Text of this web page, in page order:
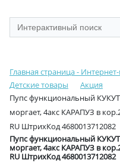
Главная страница -
Детские товары
Акция
Пупс функциональный
моргает, 4акс КАРАПУЗ в
RU ШтрихКод 4680013712082
Пупс функциональный
моргает, 4акс КАРАПУЗ в
RU ШтрихКод 4680013712082